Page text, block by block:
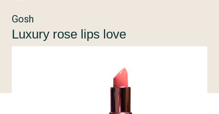
Gosh
Luxury rose lips love